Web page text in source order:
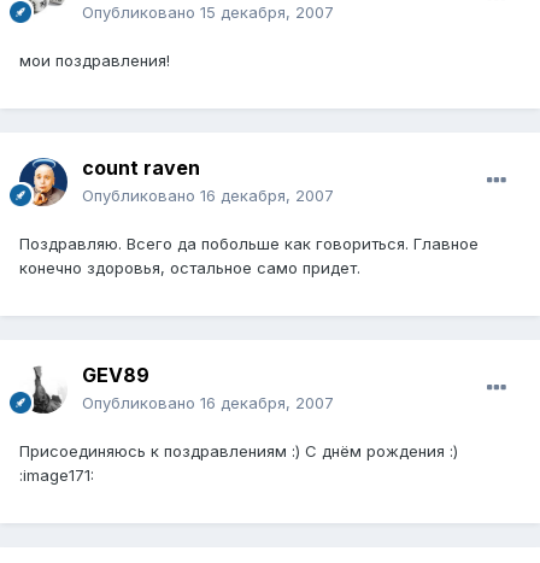
Опубликовано 15 декабря, 2007
мои поздравления!
count raven
Опубликовано 16 декабря, 2007
Поздравляю. Всего да побольше как говориться. Главное
конечно здоровья, остальное само придет.
GEV89
Опубликовано 16 декабря, 2007
Присоединяюсь к поздравлениям :) С днём рождения :)
:image171: